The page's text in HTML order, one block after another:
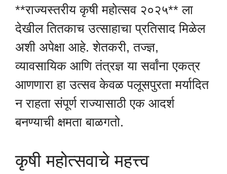
**राज्यस्तरीय कृषी महोत्सव २०२५** ला
देखील तितकाच उत्साहाचा प्रतिसाद मिळेल
अशी अपेक्षा आहे. शेतकरी, तज्ज्ञ,
व्यावसायिक आणि तंत्रज्ञ या सर्वांना एकत्र
आणणारा हा उत्सव केवळ पलूसपुरता मर्यादित
न राहता संपूर्ण राज्यासाठी एक आदर्श
बनण्याची क्षमता बाळगतो.
कृषी महोत्सवाचे महत्त्व